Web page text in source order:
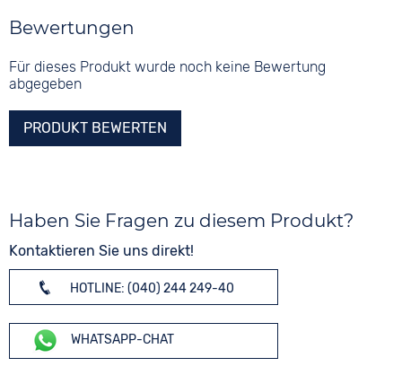
Bewertungen
Für dieses Produkt wurde noch keine Bewertung
abgegeben
PRODUKT BEWERTEN
Haben Sie Fragen zu diesem Produkt?
Kontaktieren Sie uns direkt!
HOTLINE: (040) 244 249-40
WHATSAPP-CHAT